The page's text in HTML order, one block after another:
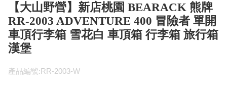
【大山野營】新店桃園 BEARACK 熊牌
RR-2003 ADVENTURE 400 冒險者 單開
車頂行李箱 雪花白 車頂箱 行李箱 旅行箱
漢堡
產品編號:RR-2003-W